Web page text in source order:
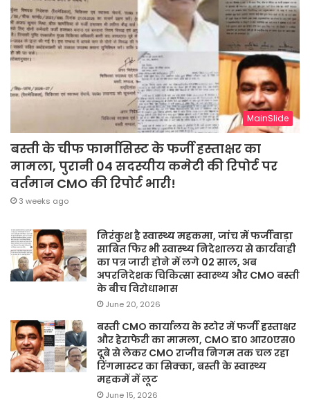
MainSlide
बस्ती के चीफ फार्मासिस्ट के फर्जी हस्ताक्षर का
मामला, पुरानी 04 सदस्यीय कमेटी की रिपोर्ट पर
वर्तमान CMO की रिपोर्ट भारी!
3 weeks ago
निरंकुश है स्वास्थ्य महकमा, जांच में फर्जीवाड़ा
साबित फिर भी स्वास्थ्य निदेशालय से कार्यवाही
का पत्र जारी होने में लगे 02 साल, अब
अपरनिदेशक चिकित्सा स्वास्थ्य और CMO बस्ती
के बीच विरोधाभास
June 20, 2026
बस्ती CMO कार्यालय के स्टोर में फर्जी हस्ताक्षर
और हेराफेरी का मामला, CMO डा० आर०एस०
दूबे से लेकर CMO राजीव निगम तक चल रहा
रिंगमास्टर का सिक्का, बस्ती के स्वास्थ्य
महकमें में लूट
June 15, 2026